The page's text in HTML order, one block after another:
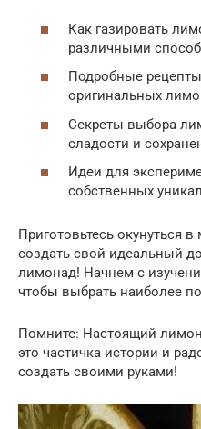
Как газировать
различными
Подробные
оригинальных
Секреты выбора
сладости и
Идеи для
собственных
Приготовьтесь окунуться
создать свой идеальный
лимонад! Начнем с
чтобы выбрать наиболее
Помните: Настоящий
это частичка истории и
создать своими руками!